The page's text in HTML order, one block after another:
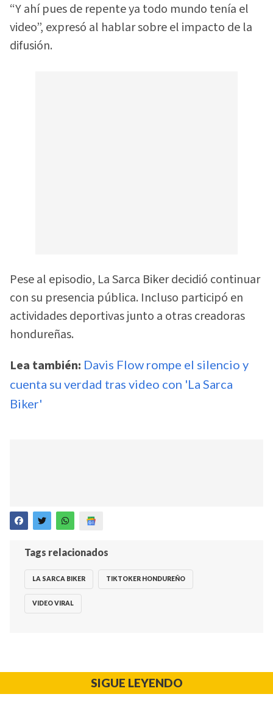
“Y ahí pues de repente ya todo mundo tenía el
video”, expresó al hablar sobre el impacto de la
difusión.
Pese al episodio, La Sarca Biker decidió continuar
con su presencia pública. Incluso participó en
actividades deportivas junto a otras creadoras
hondureñas.
Lea también: Davis Flow rompe el silencio y
cuenta su verdad tras video con 'La Sarca
Biker'
Tags relacionados
LA SARCA BIKER TIKTOKER HONDUREÑO
VIDEO VIRAL
SIGUE LEYENDO